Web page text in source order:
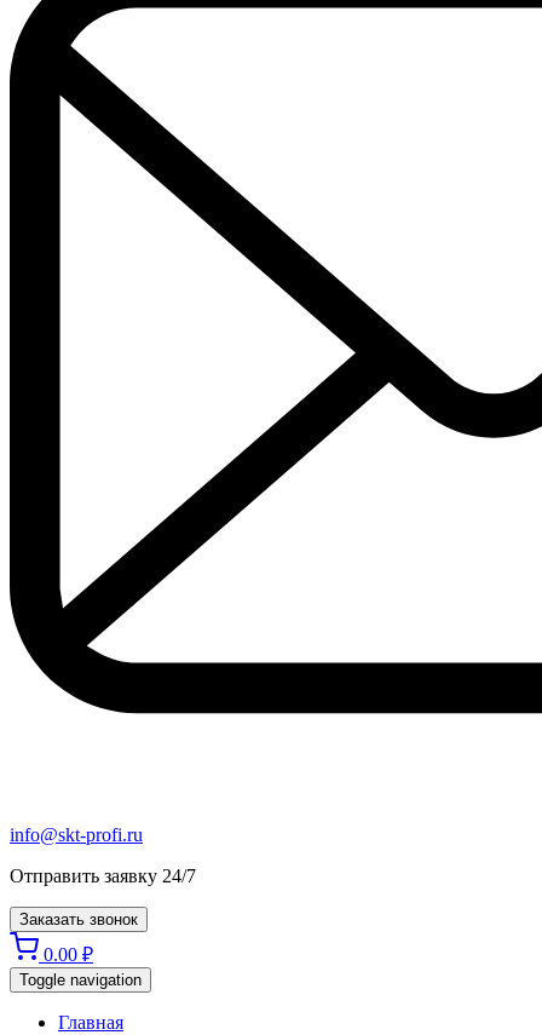
info@skt-profi.ru
Отправить заявку 24/7
Заказать звонок
0.00 ₽
Toggle navigation
Главная